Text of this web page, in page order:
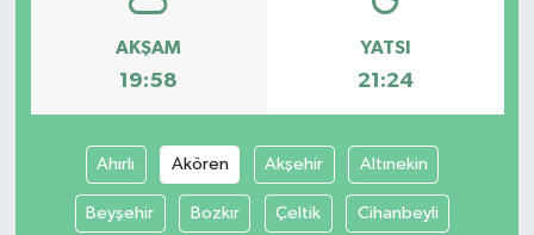
AKŞAM
19:58
YATSI
21:24
Ahırlı Akören Akşehir Altınekin
Beyşehir Bozkır Çeltik Cihanbeyli